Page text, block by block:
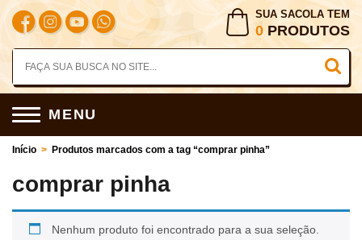
SUA SACOLA TEM
0 PRODUTOS
MENU
Início > Produtos marcados com a tag “comprar pinha”
comprar pinha
Nenhum produto foi encontrado para a sua seleção.